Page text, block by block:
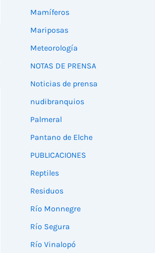
Mamíferos
Mariposas
Meteorología
NOTAS DE PRENSA
Noticias de prensa
nudibranquios
Palmeral
Pantano de Elche
PUBLICACIONES
Reptiles
Residuos
Río Monnegre
Río Segura
Río Vinalopó